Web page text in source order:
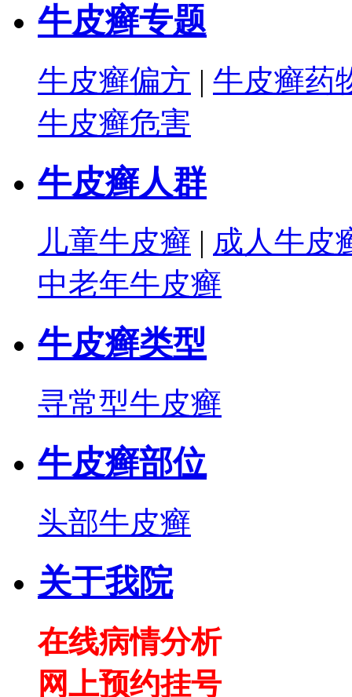
牛皮癣专题
牛皮癣偏方 | 牛皮癣药
牛皮癣危害
牛皮癣人群
儿童牛皮癣 | 成人牛皮
中老年牛皮癣
牛皮癣类型
寻常型牛皮癣
牛皮癣部位
头部牛皮癣
关于我院
在线病情分析
网上预约挂号